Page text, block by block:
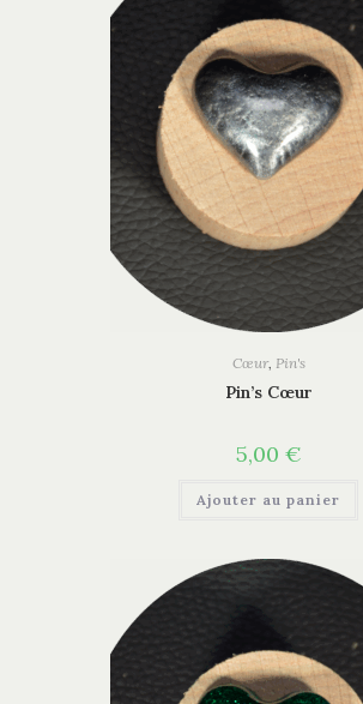
Cœur, Pin's
Pin’s Cœur
5,00 €
Ajouter au panier